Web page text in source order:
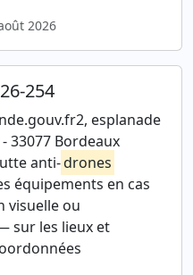
2026
254
esplanade
33077 Bordeaux
anti-drones
équipements en cas
visuelle ou
sur les lieux et